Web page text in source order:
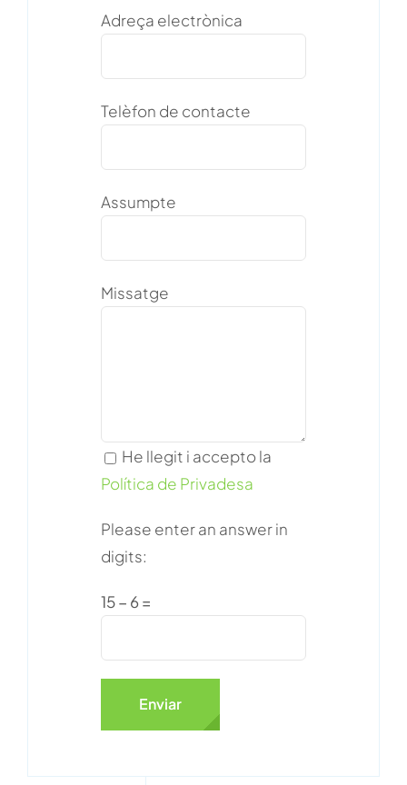
Adreça electrònica
Telèfon de contacte
Assumpte
Missatge
He llegit i accepto la
Política de Privadesa
Please enter an answer in
digits:
15 − 6 =